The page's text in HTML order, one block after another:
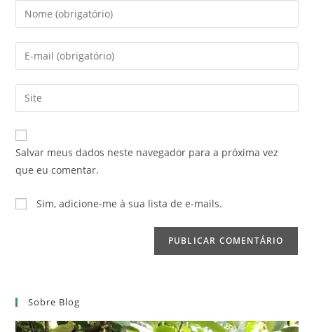
Digite
seu
nome
ou
de
usuário
para
comentar
Digite
seu
endereço
de
mail
para
comentar
Digite
o
URL
do
site
(opcional)
Salvar meus dados neste navegador para a próxima vez
que eu comentar.
Sim, adicione-me à sua lista de e-mails.
Sobre Blog